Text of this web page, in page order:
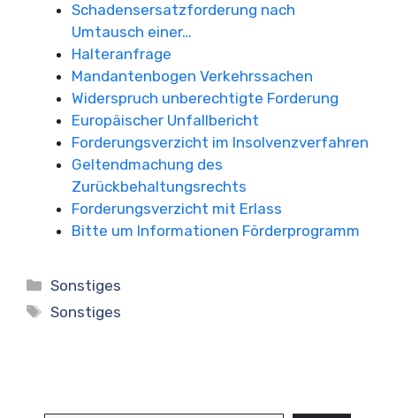
Schadensersatzforderung nach
Umtausch einer…
Halteranfrage
Mandantenbogen Verkehrssachen
Widerspruch unberechtigte Forderung
Europäischer Unfallbericht
Forderungsverzicht im Insolvenzverfahren
Geltendmachung des
Zurückbehaltungsrechts
Forderungsverzicht mit Erlass
Bitte um Informationen Förderprogramm
Kategorien
Sonstiges
Schlagwörter
Sonstiges